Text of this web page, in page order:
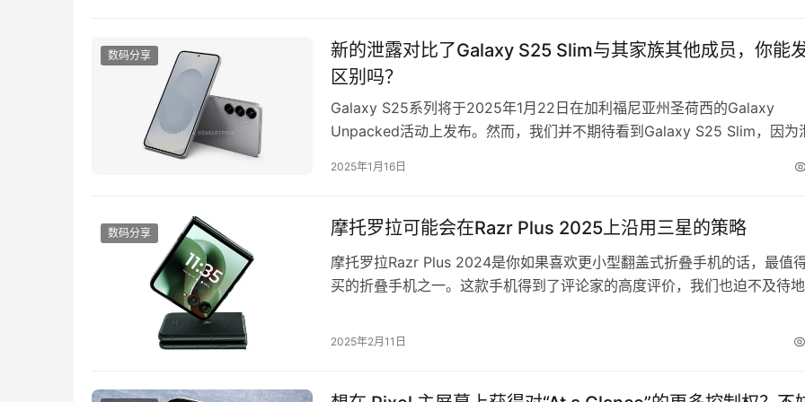
…
数码分享
新的泄露对比了Galaxy S25 Slim与其家族其他成员，你能
区别吗？
Galaxy S25系列将于2025年1月22日在加利福尼亚州圣荷西的Galaxy
Unpacked活动上发布。然而，我们并不期待看到Galaxy S25 Slim，因为
图和可能的电池容量，表明距离发布还有一段时间。如果你想购买三星最新
2025年1月16日
数码分享 摩托罗拉可能会在Razr Plus 2025上沿用三星的策略
摩托罗拉Razr Plus 2024是你如果喜欢更小型翻盖式折叠手机的话，最值
买的折叠手机之一。这款手机得到了评论家的高度评价，我们也迫不及待地
以期待的摩托罗拉Razr Plus 2025的情况。 根据Android Headlines的报道
2025年2月11日